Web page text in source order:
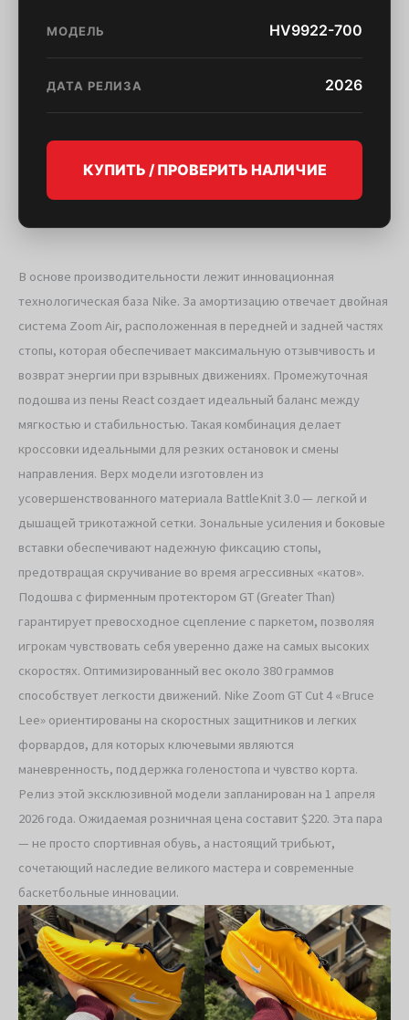
МОДЕЛЬ HV9922-700
ДАТА РЕЛИЗА 2026
КУПИТЬ / ПРОВЕРИТЬ НАЛИЧИЕ
В основе производительности лежит инновационная
технологическая база Nike. За амортизацию отвечает двойная
система Zoom Air, расположенная в передней и задней частях
стопы, которая обеспечивает максимальную отзывчивость и
возврат энергии при взрывных движениях. Промежуточная
подошва из пены React создает идеальный баланс между
мягкостью и стабильностью. Такая комбинация делает
кроссовки идеальными для резких остановок и смены
направления. Верх модели изготовлен из
усовершенствованного материала BattleKnit 3.0 — легкой и
дышащей трикотажной сетки. Зональные усиления и боковые
вставки обеспечивают надежную фиксацию стопы,
предотвращая скручивание во время агрессивных «катов».
Подошва с фирменным протектором GT (Greater Than)
гарантирует превосходное сцепление с паркетом, позволяя
игрокам чувствовать себя уверенно даже на самых высоких
скоростях. Оптимизированный вес около 380 граммов
способствует легкости движений. Nike Zoom GT Cut 4 «Bruce
Lee» ориентированы на скоростных защитников и легких
форвардов, для которых ключевыми являются
маневренность, поддержка голеностопа и чувство корта.
Релиз этой эксклюзивной модели запланирован на 1 апреля
2026 года. Ожидаемая розничная цена составит $220. Эта пара
— не просто спортивная обувь, а настоящий трибьют,
сочетающий наследие великого мастера и современные
баскетбольные инновации.